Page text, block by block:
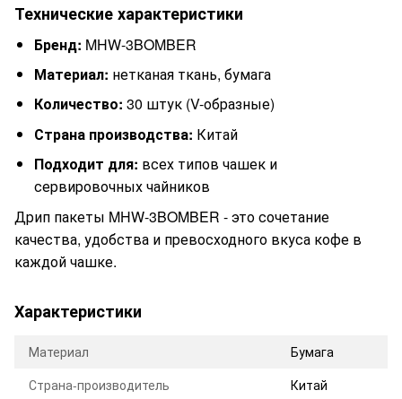
Технические характеристики
Бренд: MHW-3BOMBER
Материал: нетканая ткань, бумага
Количество: 30 штук (V-образные)
Страна производства: Китай
Подходит для: всех типов чашек и
сервировочных чайников
Дрип пакеты MHW-3BOMBER - это сочетание
качества, удобства и превосходного вкуса кофе в
каждой чашке.
Характеристики
Материал
Бумага
Страна-производитель
Китай